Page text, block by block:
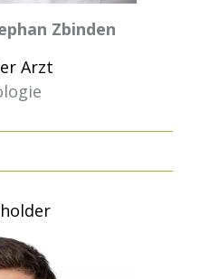
Zbinden
Arzt